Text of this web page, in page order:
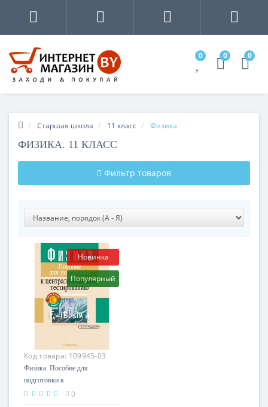
0 0 0
Старшая школа 11 класс Физика
ФИЗИКА. 11 КЛАСС
Фильтр товаров
Новинка
Популярный
Код товара: 109945-03
Физика. Пособие для
подготовки к
централизованному
0